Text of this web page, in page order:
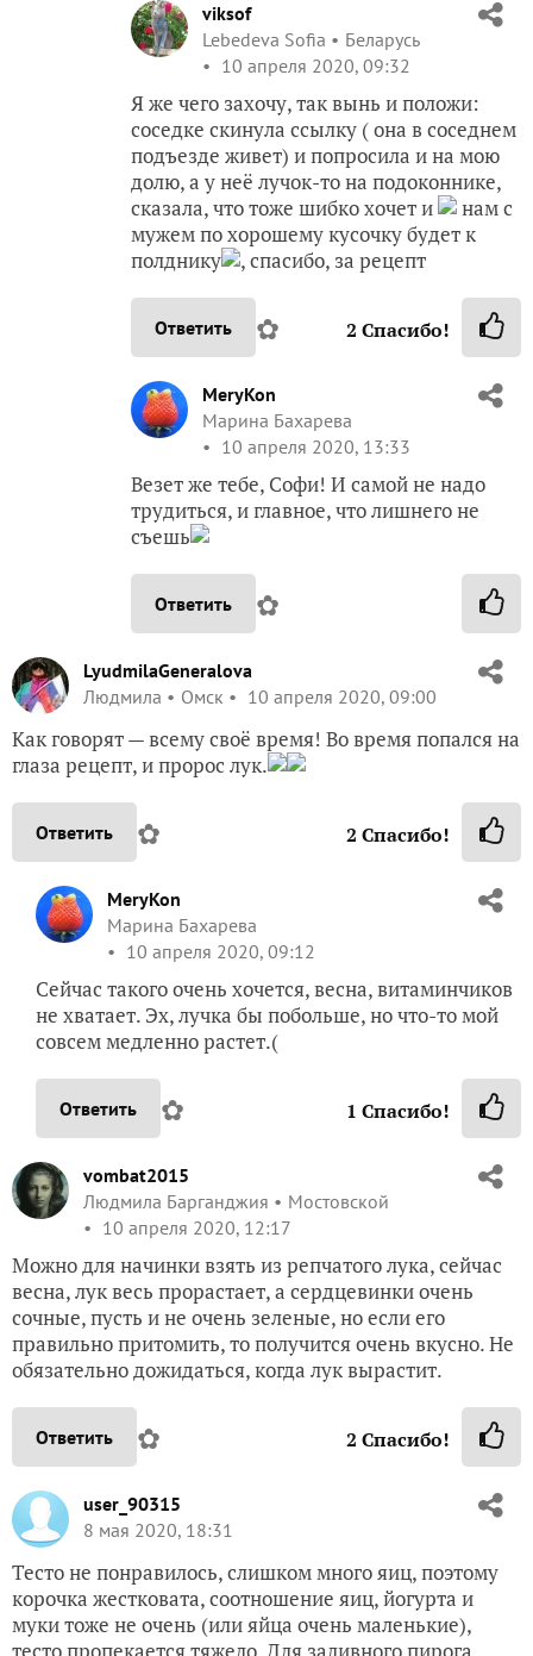
viksof
Lebedeva Sofia
Беларусь
10 апреля 2020, 09:32
Я же чего захочу, так вынь и положи:
соседке скинула ссылку ( она в соседнем
подъезде живет) и попросила и на мою
долю, а у неё лучок-то на подоконнике,
сказала, что тоже шибко хочет и
нам с
мужем по хорошему кусочку будет к
полднику
, спасибо, за рецепт
Ответить ✿ 2 Спасибо!
MeryKon
Марина Бахарева
10 апреля 2020, 13:33
Везет же тебе, Софи! И самой не надо
трудиться, и главное, что лишнего не
съешь
Ответить ✿
LyudmilaGeneralova
Людмила
Омск 10 апреля 2020, 09:00
Как говорят — всему своё время! Во время попался на
глаза рецепт, и пророс лук.
Ответить ✿ 2 Спасибо!
MeryKon
Марина Бахарева
10 апреля 2020, 09:12
Сейчас такого очень хочется, весна, витаминчиков
не хватает. Эх, лучка бы побольше, но что-то мой
совсем медленно растет.(
Ответить ✿ 1 Спасибо!
vombat2015
Людмила Барганджия
Мостовской
10 апреля 2020, 12:17
Можно для начинки взять из репчатого лука, сейчас
весна, лук весь прорастает, а сердцевинки очень
сочные, пусть и не очень зеленые, но если его
правильно притомить, то получится очень вкусно. Не
обязательно дожидаться, когда лук вырастит.
Ответить ✿ 2 Спасибо!
user_90315
8 мая 2020, 18:31
Тесто не понравилось, слишком много яиц, поэтому
корочка жестковата, соотношение яиц, йогурта и
муки тоже не очень (или яйца очень маленькие),